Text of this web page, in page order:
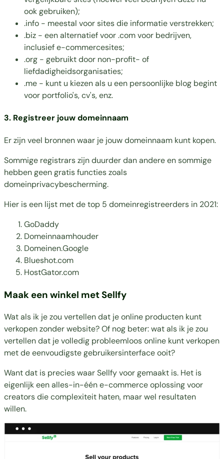
ook gebruiken);
.info - meestal voor sites die informatie verstrekken;
.biz - een alternatief voor .com voor bedrijven,
inclusief e-commercesites;
.org - gebruikt door non-profit- of
liefdadigheidsorganisaties;
.me - kunt u kiezen als u een persoonlijke blog begint
voor portfolio's, cv's, enz.
3. Registreer jouw domeinnaam
Er zijn veel bronnen waar je jouw domeinnaam kunt kopen.
Sommige registrars zijn duurder dan andere en sommige
hebben geen gratis functies zoals
domeinprivacybescherming.
Hier is een lijst met de top 5 domeinregistreerders in 2021:
GoDaddy
Domeinnaamhouder
Domeinen.Google
Blueshot.com
HostGator.com
Maak een winkel met Sellfy
Wat als ik je zou vertellen dat je online producten kunt
verkopen zonder website? Of nog beter: wat als ik je zou
vertellen dat je volledig probleemloos online kunt verkopen
met de eenvoudigste gebruikersinterface ooit?
Want dat is precies waar Sellfy voor gemaakt is. Het is
eigenlijk een alles-in-één e-commerce oplossing voor
creators die complexiteit haten, maar wel resultaten
willen.